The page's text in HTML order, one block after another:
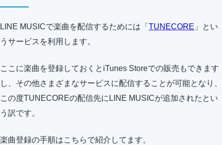
LINE MUSICで楽曲を配信するためには「 TUNECORE 」とい
うサービスを利用します。
ここに楽曲を登録しておくとiTunes Storeでの販売もできます
し、その他さまざまなサービスに配信することが可能となり、
この度TUNECOREの配信先にLINE MUSICが追加されたとい
う訳です。
楽曲登録の手順はこちらで紹介してます。